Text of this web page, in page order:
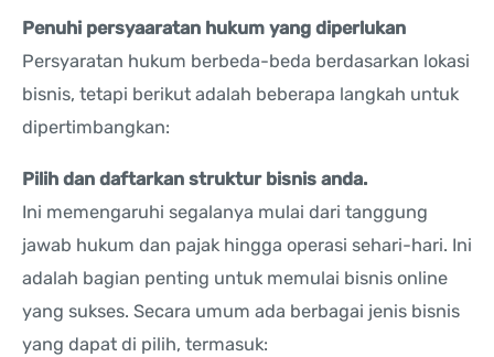
Penuhi persyaaratan hukum yang diperlukan
Persyaratan hukum berbeda-beda berdasarkan lokasi
bisnis, tetapi berikut adalah beberapa langkah untuk
dipertimbangkan:
Pilih dan daftarkan struktur bisnis anda.
Ini memengaruhi segalanya mulai dari tanggung
jawab hukum dan pajak hingga operasi sehari-hari. Ini
adalah bagian penting untuk memulai bisnis online
yang sukses. Secara umum ada berbagai jenis bisnis
yang dapat di pilih, termasuk: